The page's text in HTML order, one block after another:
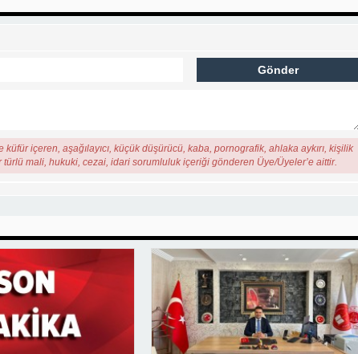
içeren, aşağılayıcı, küçük düşürücü, kaba, pornografik, ahlaka aykırı, kişilik
mali, hukuki, cezai, idari sorumluluk içeriği gönderen Üye/Üyeler’e aittir.